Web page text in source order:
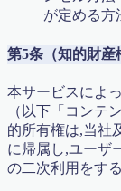
教室紹介
教材（プラ
教育理念
数学で人々
数学検定対
新中１準
新中１進学
が定める方
第5条（知的財産
本サービスによ
（以下「コンテ
的所有権は,当社
に帰属し,ユーザ
の二次利用をす